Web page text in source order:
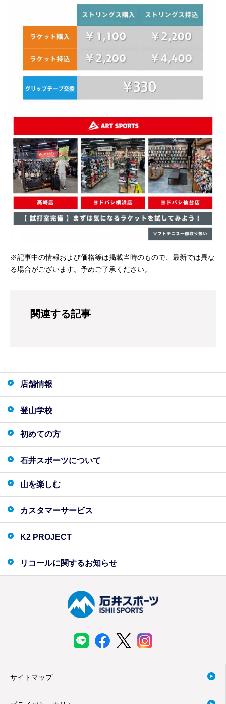
※記事中の情報および価格等は掲載当時のもので、最新では異な
る場合がございます。予めご了承ください。
関連する記事
店舗情報
登山学校
初めての方
石井スポーツについて
山を楽しむ
カスタマーサービス
K2 PROJECT
リコールに関するお知らせ
サイトマップ